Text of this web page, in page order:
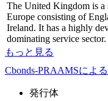
The United Kingdom is a
Europe consisting of
Ireland. It has a highly
dominating service
もっと見る
Cbonds-PRAAMSによ
発行体